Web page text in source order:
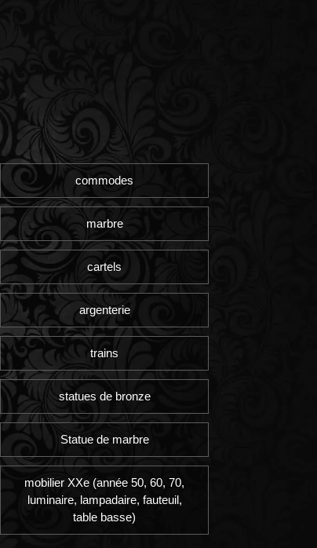
commodes
marbre
cartels
argenterie
trains
statues de bronze
Statue de marbre
mobilier XXe (année 50, 60, 70,
luminaire, lampadaire, fauteuil,
table basse)